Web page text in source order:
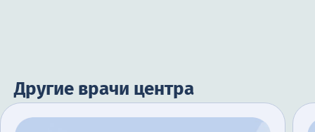
Другие врачи центра